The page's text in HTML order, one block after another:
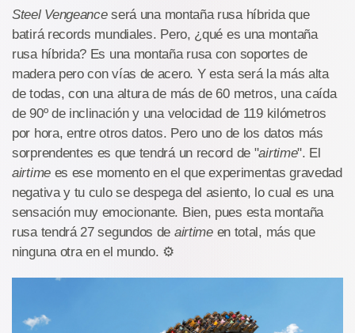
Steel Vengeanceserá una montaña rusa híbrida que
batirá records mundiales. Pero, ¿qué es una montaña
rusa híbrida? Es una montaña rusa con soportes de
madera pero con vías de acero. Y esta será la más alta
de todas, con una altura de más de 60 metros, una caída
de 90º de inclinación y una velocidad de 119 kilómetros
por hora, entre otros datos. Pero uno de los datos más
sorprendentes es que tendrá un record de "airtime". El
airtimees ese momento en el que experimentas gravedad
negativa y tu culo se despega del asiento, lo cual es una
sensación muy emocionante. Bien, pues esta montaña
rusa tendrá 27 segundos de airtimeen total, más que
ninguna otra en el mundo. ⚙️